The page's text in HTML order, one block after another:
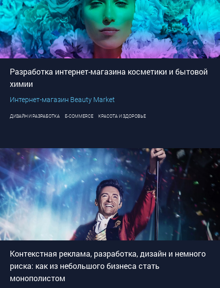
Разработка интернет-магазина косметики и бытовой
химии
Интернет-магазин Beauty Market
ДИЗАЙН И РАЗРАБОТКА E-COMMERCE КРАСОТА И ЗДОРОВЬЕ
Контекстная реклама, разработка, дизайн и немного
риска: как из небольшого бизнеса стать
монополистом